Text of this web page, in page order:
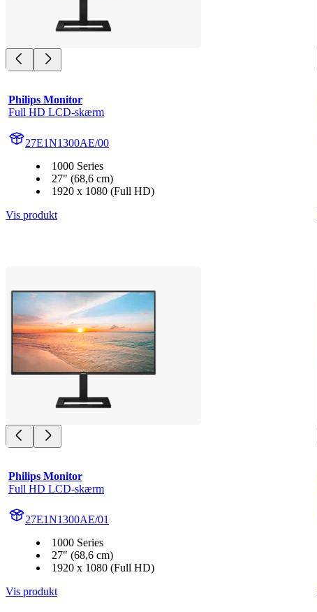
Philips Monitor
Full HD LCD-skærm
27E1N1300AE/00
1000 Series
27" (68,6 cm)
1920 x 1080 (Full HD)
Vis produkt
Philips Monitor
Full HD LCD-skærm
27E1N1300AE/01
1000 Series
27" (68,6 cm)
1920 x 1080 (Full HD)
Vis produkt